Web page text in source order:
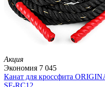
Акция
Экономия 7 045
Канат для кроссфита
SF-RС12